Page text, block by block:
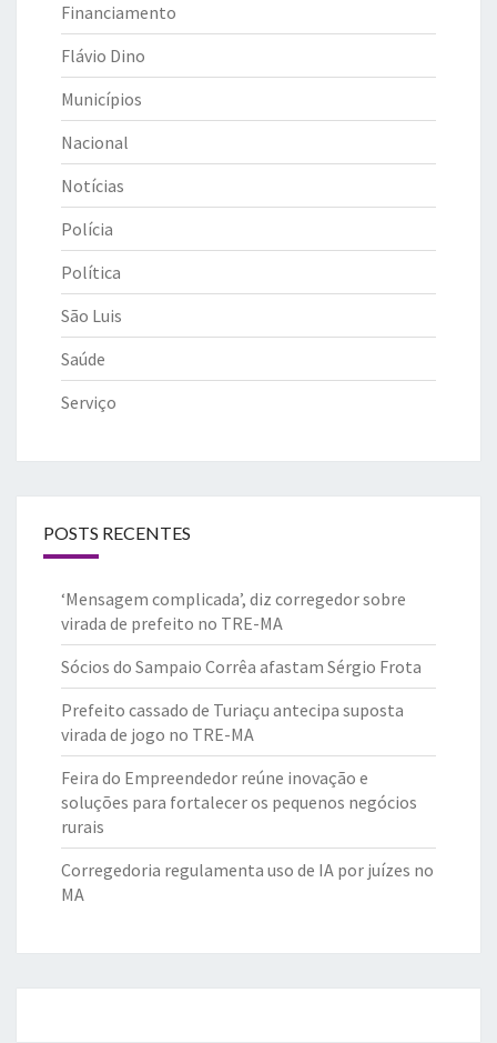
Financiamento
Flávio Dino
Municípios
Nacional
Notícias
Polícia
Política
São Luis
Saúde
Serviço
POSTS RECENTES
‘Mensagem complicada’, diz corregedor sobre
virada de prefeito no TRE-MA
Sócios do Sampaio Corrêa afastam Sérgio Frota
Prefeito cassado de Turiaçu antecipa suposta
virada de jogo no TRE-MA
Feira do Empreendedor reúne inovação e
soluções para fortalecer os pequenos negócios
rurais
Corregedoria regulamenta uso de IA por juízes no
MA